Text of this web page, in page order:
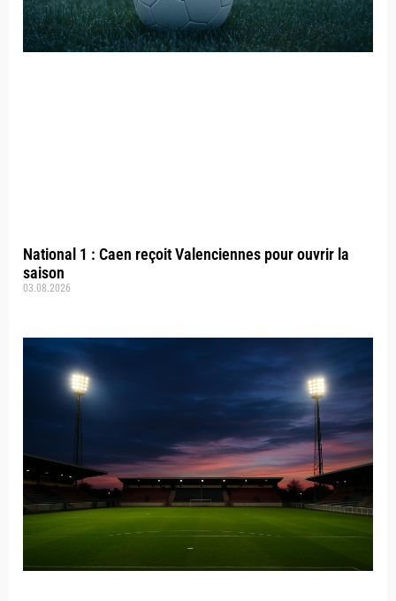
National 1 : Caen reçoit Valenciennes pour ouvrir la
saison
03.08.2026